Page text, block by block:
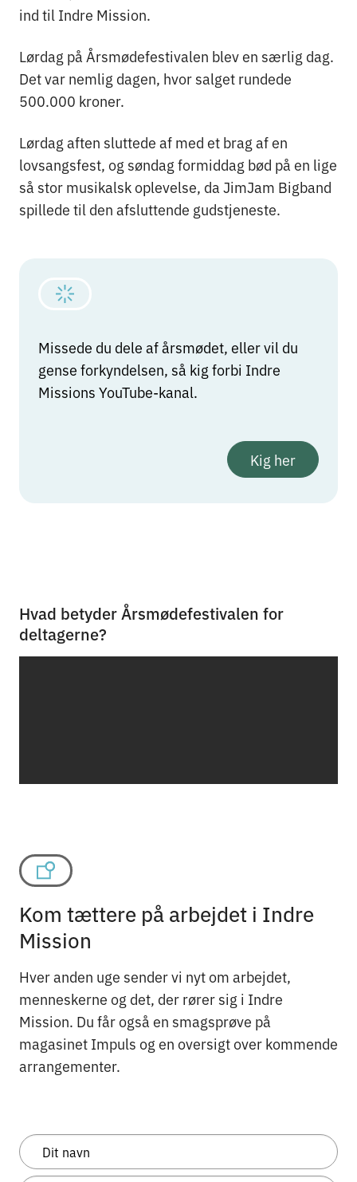
ind til Indre Mission.
Lørdag på Årsmødefestivalen blev en særlig dag.
Det var nemlig dagen, hvor salget rundede
500.000 kroner.
Lørdag aften sluttede af med et brag af en
lovsangsfest, og søndag formiddag bød på en lige
så stor musikalsk oplevelse, da JimJam Bigband
spillede til den afsluttende gudstjeneste.
Missede du dele af årsmødet, eller vil du
gense forkyndelsen, så kig forbi Indre
Missions YouTube-kanal.
Kig her
Hvad betyder Årsmødefestivalen for
deltagerne?
Kom tættere på arbejdet i Indre
Mission
Hver anden uge sender vi nyt om arbejdet,
menneskerne og det, der rører sig i Indre
Mission. Du får også en smagsprøve på
magasinet Impuls og en oversigt over kommende
arrangementer.